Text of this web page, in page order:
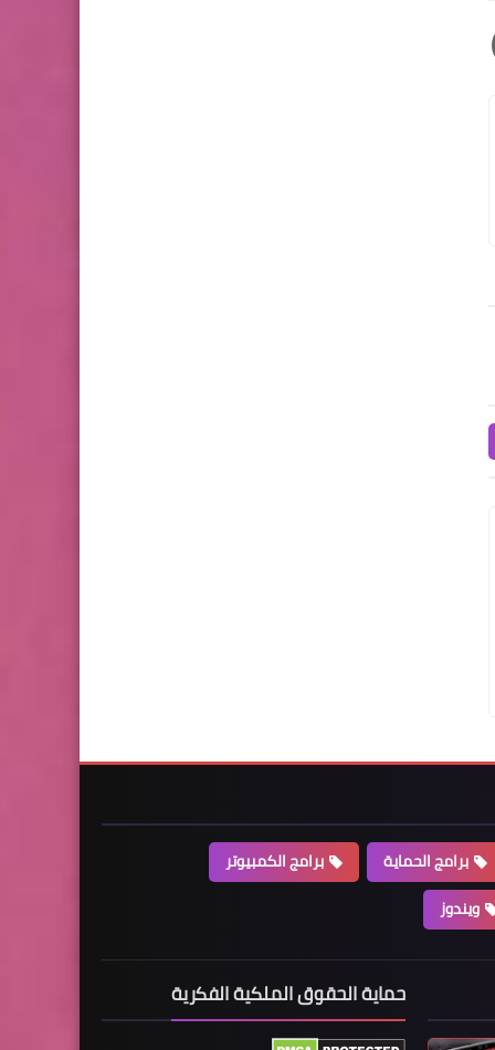
برامج الحماية
برامج الكمبيوتر
ويندوز
حماية الحقوق الملكية الفكرية